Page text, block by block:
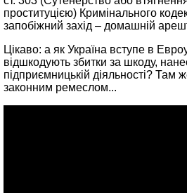
проституцією) Кримінального
запобіжний захід – домашній
Цікаво: а як Україна вступе в
відшкодують збитки за шкоду,
підприємницькій діяльності? Там
законним ремеслом...